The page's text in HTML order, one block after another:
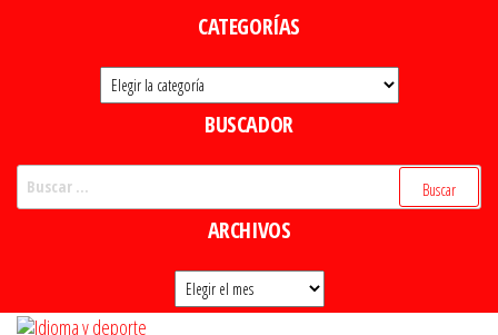
CATEGORÍAS
Categorías
BUSCADOR
ARCHIVOS
Archivos